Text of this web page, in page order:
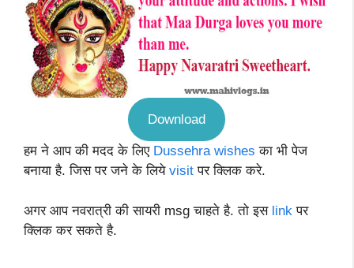
Download
हम ने आप की मदद के लिए Dussehra wishes का भी पेज
बनाया है. जिस पर जने के लिये visit पर क्लिक करे.
अगर आप नवरात्री की सायरी msg चाहते है. तो इस linkपर
क्लिक कर सकते है.